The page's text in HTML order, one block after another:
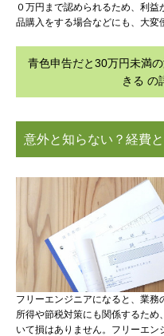
０万円まで認められるため、利
品購入をする場合などにも、大変
青色申告だと30万円未満
きる の
意外と知らない？経費
フリーエンジニアになると、業務
所得や節税対策にも関係するた
いて損はありません。フリーエ